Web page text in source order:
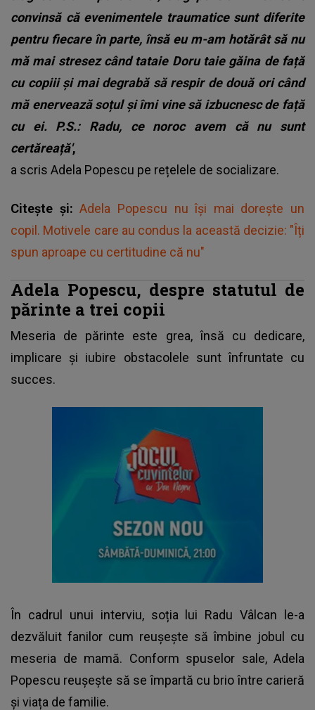
convinsă că evenimentele traumatice sunt diferite
pentru fiecare în parte, însă eu m-am hotărât să nu
mă mai stresez când tataie Doru taie găina de față
cu copiii și mai degrabă să respir de două ori când
mă enervează soțul și îmi vine să izbucnesc de față
cu ei. P.S.: Radu, ce noroc avem că nu sunt
certăreață',
a scris Adela Popescu pe rețelele de socializare.
Citește și:Adela Popescu nu își mai dorește un
copil. Motivele care au condus la această decizie: "Îți
spun aproape cu certitudine că nu"
Adela Popescu, despre statutul de
părinte a trei copii
Meseria de părinte este grea, însă cu dedicare,
implicare și iubire obstacolele sunt înfruntate cu
succes.
În cadrul unui interviu, soția lui Radu Vâlcan le-a
dezvăluit fanilor cum reușește să îmbine jobul cu
meseria de mamă. Conform spuselor sale, Adela
Popescu reușește să se împartă cu brio între carieră
și viața de familie.